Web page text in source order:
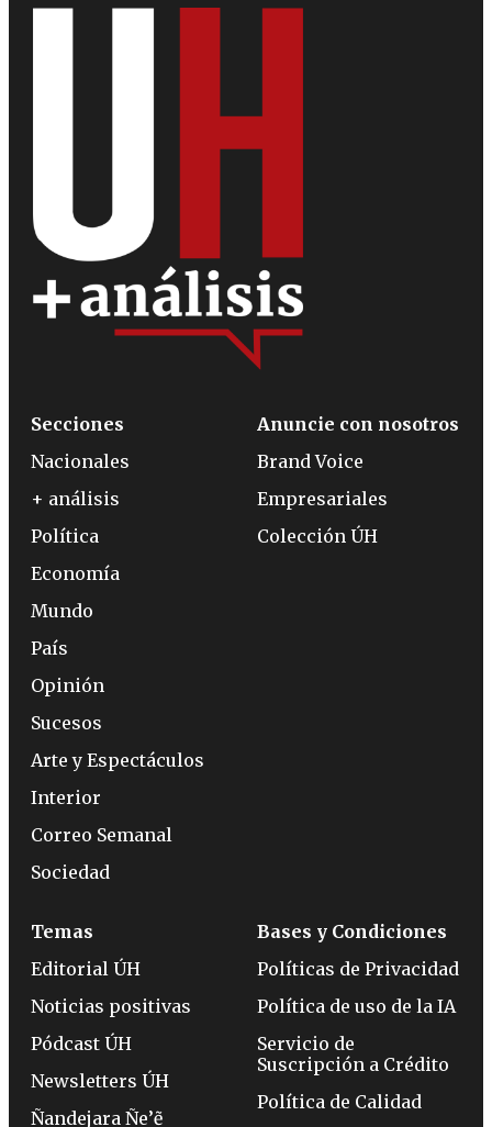
Secciones
Nacionales
+ análisis
Política
Economía
Mundo
País
Opinión
Sucesos
Arte y Espectáculos
Interior
Correo Semanal
Sociedad
Anuncie con nosotros
Brand Voice
Empresariales
Colección ÚH
Temas
Editorial ÚH
Noticias positivas
Pódcast ÚH
Newsletters ÚH
Ñandejara Ñe’ẽ
Bases y Condiciones
Políticas de Privacidad
Política de uso de la IA
Servicio de
Suscripción a Crédito
Política de Calidad